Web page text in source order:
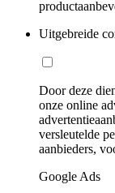
Uitgebreide
Door deze
onze online
versleutelde
aanbieders,
Google Ads